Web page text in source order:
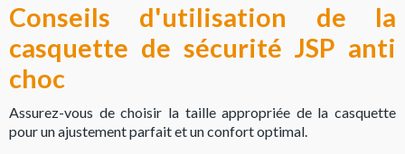
Conseils d'utilisation de la
casquette de sécurité JSP anti
choc
Assurez-vous de choisir la taille appropriée de la casquette
pour un ajustement parfait et un confort optimal.